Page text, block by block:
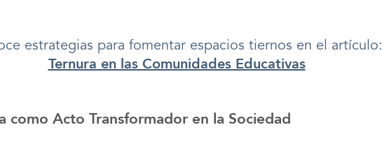
estrategias para fomentar espacios tiernos en el artículo:
Ternura en las Comunidades Educativas
como Acto Transformador en la Sociedad